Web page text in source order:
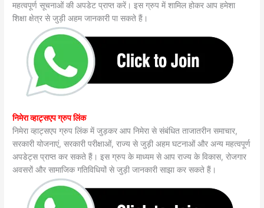
महत्वपूर्ण सूचनाओं की अपडेट प्राप्त करें। इस ग्रुप में शामिल होकर आप हमेशा
शिक्षा क्षेत्र से जुड़ी अहम जानकारी पा सकते हैं।
निमेरा व्हाट्सएप ग्रुप लिंक
निमेरा व्हाट्सएप ग्रुप लिंक में जुड़कर आप निमेरा से संबंधित ताजातरीन समाचार,
सरकारी योजनाएं, सरकारी परीक्षाओं, राज्य से जुड़ी अहम घटनाओं और अन्य महत्वपूर्ण
अपडेट्स प्राप्त कर सकते हैं। इस ग्रुप के माध्यम से आप राज्य के विकास, रोजगार
अवसरों और सामाजिक गतिविधियों से जुड़ी जानकारी साझा कर सकते हैं।